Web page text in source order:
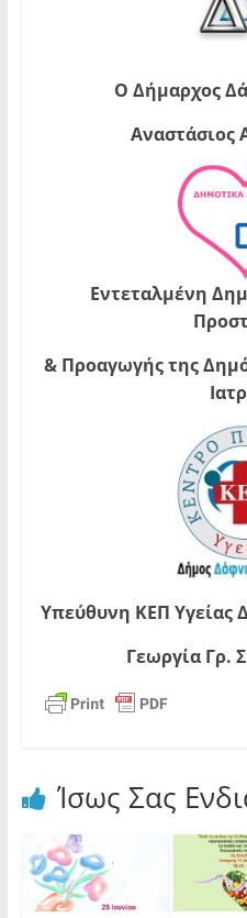
Ο Δήμαρχος
Αναστάσιος
Εντεταλμένη
& Προαγωγής της
Υπεύθυνη ΚΕΠ Υγείας
Γεωργία Γρ.
Ίσως Σας